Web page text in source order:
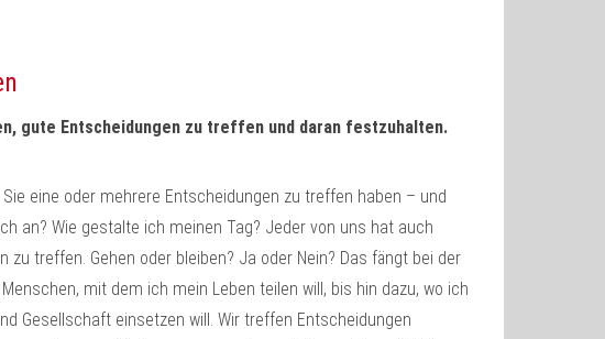
gute Entscheidungen zu treffen und daran festzuhalten.
eine oder mehrere Entscheidungen zu treffen haben – und
an? Wie gestalte ich meinen Tag? Jeder von uns hat auch
treffen. Gehen oder bleiben? Ja oder Nein? Das fängt bei der
mit dem ich mein Leben teilen will, bis hin dazu, wo ich
Gesellschaft einsetzen will. Wir treffen Entscheidungen